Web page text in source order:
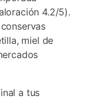
4.2/5).
miel de
a tus